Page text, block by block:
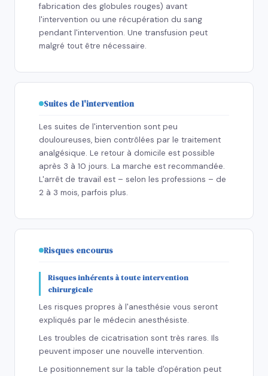
fabrication des globules rouges) avant
l'intervention ou une récupération du sang
pendant l'intervention. Une transfusion peut
malgré tout être nécessaire.
Suites de l'intervention
Les suites de l'intervention sont peu
douloureuses, bien contrôlées par le traitement
analgésique. Le retour à domicile est possible
après 3 à 10 jours. La marche est recommandée.
L'arrêt de travail est – selon les professions – de
2 à 3 mois, parfois plus.
Risques encourus
Risques inhérents à toute intervention
chirurgicale
Les risques propres à l'anesthésie vous seront
expliqués par le médecin anesthésiste.
Les troubles de cicatrisation sont très rares. Ils
peuvent imposer une nouvelle intervention.
Le positionnement sur la table d'opération peut